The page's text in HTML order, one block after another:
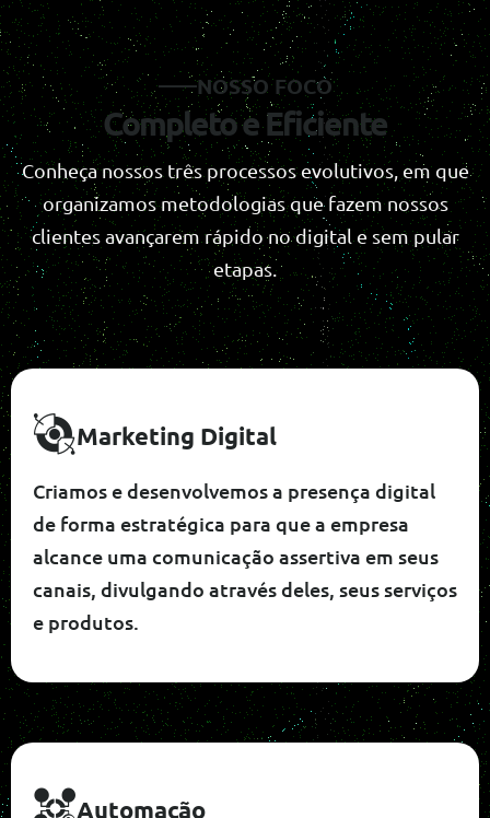
NOSSO FOCO
Completo e Eficiente
Conheça nossos três processos evolutivos, em que
organizamos metodologias que fazem nossos
clientes avançarem rápido no digital e sem pular
etapas.
Marketing Digital
Criamos e desenvolvemos a presença digital
de forma estratégica para que a empresa
alcance uma comunicação assertiva em seus
canais, divulgando através deles, seus serviços
e produtos.
Automação